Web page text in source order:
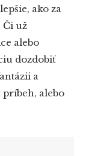
ako za
Či už
alebo
dozdobiť
a
alebo